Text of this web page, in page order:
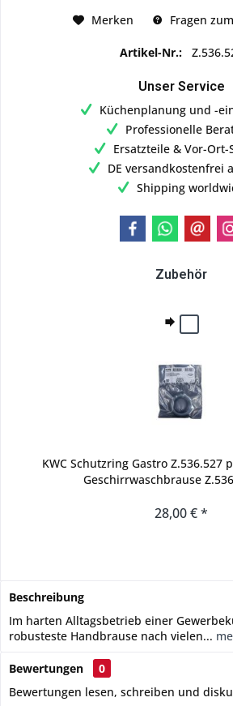
Merken Fragen
Artikel-Nr.:
Unser Service
Küchenplanung und -
Professionelle
Ersatzteile & Vor-Ort-
DE versandkostenfrei
Shipping
Zubehör
KWC Schutzring Gastro Z.536.527
Geschirrwaschbrause
28,00 € *
Beschreibung
Im harten Alltagsbetrieb einer
robusteste Handbrause nach vielen...
Bewertungen
0
Bewertungen lesen, schreiben und